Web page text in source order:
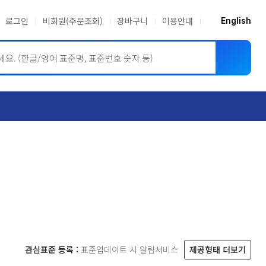
로그인 비회원(주문조회) 장바구니 이용안내 English
관심표준 등록 : 표준업데이트 시 알림서비스 제공형태 더보기